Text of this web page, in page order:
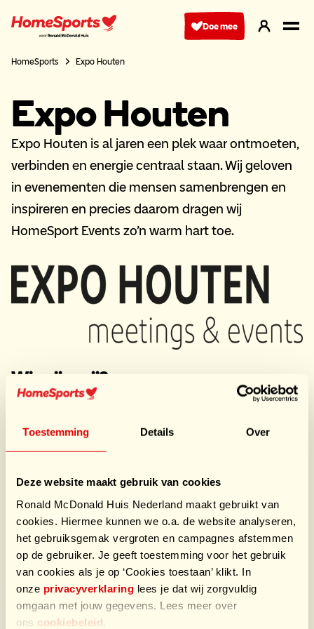
Toestemming Details Over
Deze website maakt gebruik van cookies
Ronald McDonald Huis Nederland maakt gebruikt van
cookies. Hiermee kunnen we o.a. de website analyseren,
het gebruiksgemak vergroten en campagnes afstemmen
op de gebruiker. Je geeft toestemming voor het gebruik
van cookies als je op ‘Cookies toestaan’ klikt. In
onze privacyverklaring lees je dat wij zorgvuldig
omgaan met jouw gegevens. Lees meer over
ons cookiebeleid
naar
hoofdnavigatie
Doe mee
HomeSports Expo Houten
Expo Houten
Expo Houten is al jaren een plek waar ontmoeten,
verbinden en energie centraal staan. Wij geloven
in evenementen die mensen samenbrengen en
inspireren en precies daarom dragen wij
HomeSport Events zo’n warm hart toe.
Wie zijn wij?
"Expo Houten is dé vergader- en congreslocatie in
kleine teams tot bijeenkomsten van 350 personen.
Afgelopen zomer zijn alle zalen volledig vernieuwd en
eigentijdse omgeving. Daarnaast beschikken we over 4
beurshallen met een totale oppervlakte van 10.000m2.
Dankzij de centrale ligging, ruime parkeergelegenheid
en goede bereikbaarheid met het openbaar vervoer is
Expo Houten voor iedereen eenvoudig te bereiken. Ons
team staat klaar om je te ondersteunen met service en
horeca op maat. Of je nu vergadert met tien collega’s of
een zakelijk feest organiseert voor 2000 personen: bij